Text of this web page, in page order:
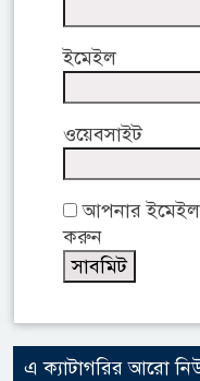
ইমেইল
ওয়েবসাইট
আপনার ইমেইল
করুন
এ ক্যাটাগরির আরো